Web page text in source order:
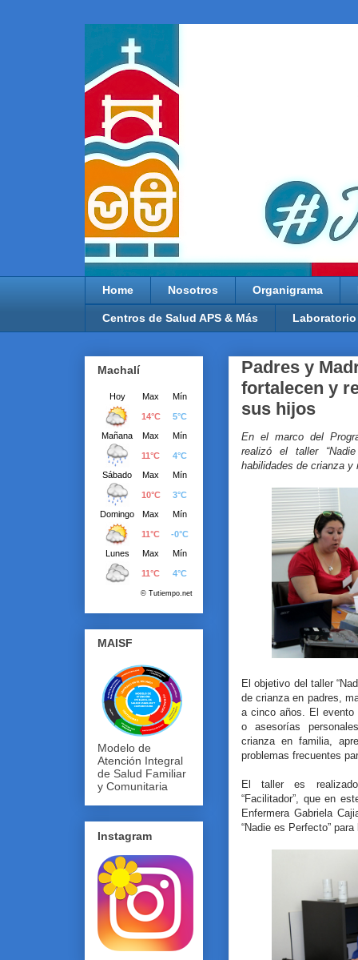
Home Nosotros Organigrama
Centros de Salud APS & Más Laboratorio
Padres y
fortalecen y
sus hijos
En el marco del
realizó el taller
habilidades de crianza
El objetivo del taller
de crianza en padres,
a cinco años. El evento
o asesorías
crianza en familia,
problemas frecuentes
El taller es
“Facilitador”, que en
Enfermera Gabriela
“Nadie es Perfecto”
Machalí
MAISF
Modelo de
Atención Integral
de Salud Familiar
y Comunitaria
Instagram